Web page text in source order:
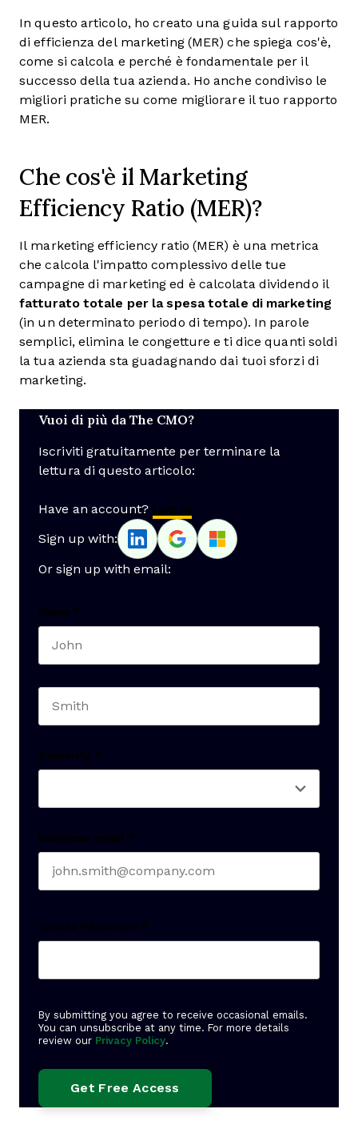
In questo articolo, ho creato una guida sul rapporto
di efficienza del marketing (MER) che spiega cos'è,
come si calcola e perché è fondamentale per il
successo della tua azienda. Ho anche condiviso le
migliori pratiche su come migliorare il tuo rapporto
MER.
Che cos'è il Marketing
Efficiency Ratio (MER)?
Il marketing efficiency ratio (MER) è una metrica
che calcola l'impatto complessivo delle tue
campagne di marketing ed è calcolata dividendo il
fatturato totale per la spesa totale di marketing
(in un determinato periodo di tempo). In parole
semplici, elimina le congetture e ti dice quanti soldi
la tua azienda sta guadagnando dai tuoi sforzi di
marketing.
Vuoi di più da The CMO?
Iscriviti gratuitamente per terminare la
lettura di questo articolo:
Have an account? Log In
Sign up with:
Or sign up with email:
Name *
Seniority *
Business email *
Create Password *
By submitting you agree to receive occasional emails.
You can unsubscribe at any time. For more details
review our Privacy Policy.